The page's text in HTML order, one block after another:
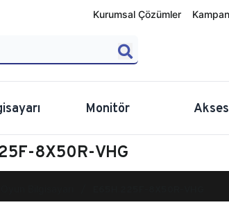
Kurumsal Çözümler
Monitör
8X50R-VHG